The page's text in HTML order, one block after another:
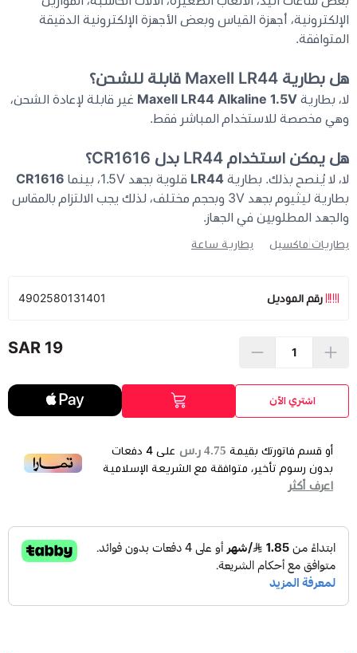
الإلكترونية، أجهزة القياس وبعض الأجهزة الإلكترونية الدقيقة
المتوافقة.
هل بطارية Maxell LR44 قابلة للشحن؟
لا، بطاريةMaxell LR44 Alkaline 1.5Vغير قابلة لإعادة الشحن،
وهي مخصصة للاستخدام المباشر فقط.
هل يمكن استخدام LR44 بدل CR1616؟
لا، لا يُنصح بذلك. بطاريةLR44قلوية بجهد 1.5V، بينما
CR1616
بطارية ليثيوم بجهد 3V وبحجم مختلف، لذلك يجب الالتزام بالمقاس
والجهد المطلوبين في الجهاز.
بطاريات ماكسيل بطارية ساعة
رقم الموديل 4902580131401
19 SAR
اشتري الآن
أو قسم فاتورتك بقيمة4.75 ر.س على 4دفعات
بدون رسوم تأخير، متوافقة مع الشريعة الإسلامية
اعرف أكثر